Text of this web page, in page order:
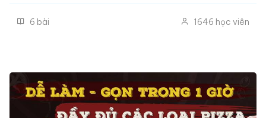
làm donut ngon ngay mẻ đầu tiên mà không cần kinh nghiệm
6 bài 1646 học viên